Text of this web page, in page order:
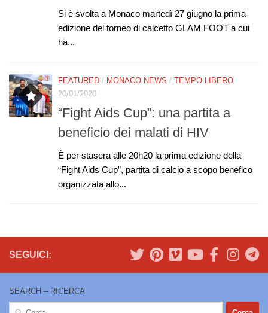
Si è svolta a Monaco martedì 27 giugno la prima
edizione del torneo di calcetto GLAM FOOT a cui
ha...
FEATURED / MONACO NEWS / TEMPO LIBERO
20/01/2020
“Fight Aids Cup”: una partita a
beneficio dei malati di HIV
È per stasera alle 20h20 la prima edizione della
“Fight Aids Cup”, partita di calcio a scopo benefico
organizzata allo...
SEGUICI:
SEARCH – RICERCA
Ricerca